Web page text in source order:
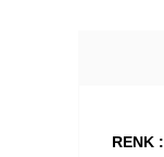
RENK :